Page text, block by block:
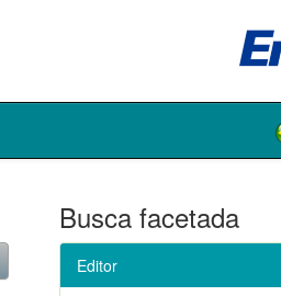
Busca facetada
Editor